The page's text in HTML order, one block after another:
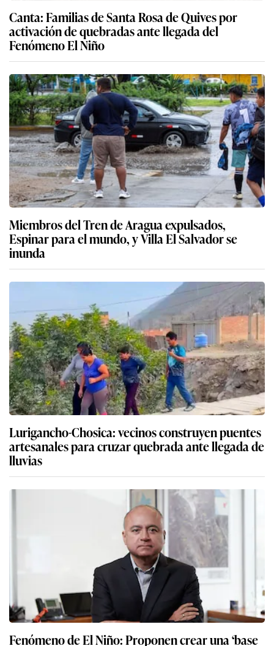
Canta: Familias de Santa Rosa de Quives por
activación de quebradas ante llegada del
Fenómeno El Niño
Miembros del Tren de Aragua expulsados,
Espinar para el mundo, y Villa El Salvador se
inunda
Lurigancho-Chosica: vecinos construyen puentes
artesanales para cruzar quebrada ante llegada de
lluvias
Fenómeno de El Niño: Proponen crear una ‘base